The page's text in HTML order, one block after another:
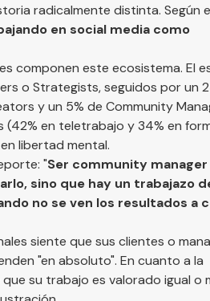
radicalmente distinta. Según
en social media como
componen este ecosistema. El
o Strategists, seguidos por un
y un 5% de Community
(42% en teletrabajo y 34% en
libertad mental.
"Ser community manager
sino que hay un trabajazo
no se ven los resultados a
siente que sus clientes o
"en absoluto". En cuanto a la
su trabajo es valorado igual o